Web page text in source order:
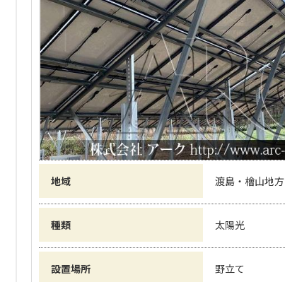
地域 渡島・檜山地方
種類 太陽光
設置場所 野立て